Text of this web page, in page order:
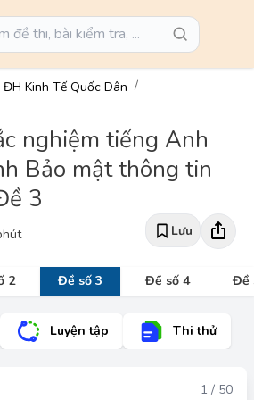
ĐH Kinh Tế Quốc Dân
nghiệm tiếng Anh
Bảo mật thông tin
3
Lưu
2 Đề số 3 Đề số 4 Đề
Luyện tập Thi thử
1 / 50